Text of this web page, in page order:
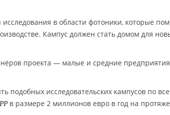
в области фотоники, которые
Кампус должен стать домом для
проекта — малые и средние
подобных исследовательских кампусов по
в размере 2 миллионов евро в год на